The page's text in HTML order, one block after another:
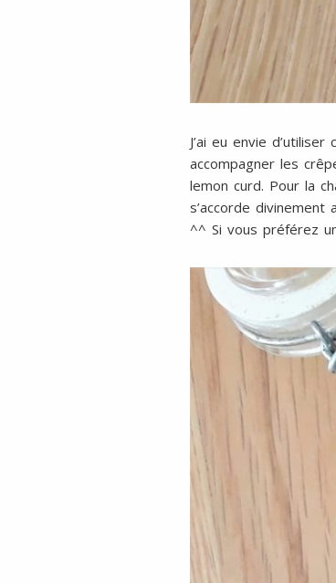
J’ai eu envie
accompagner les
lemon curd. Pour la
s’accorde
^^ Si vous préférez